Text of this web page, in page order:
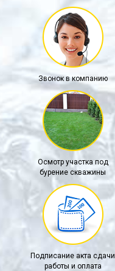
Звонок в компанию
Осмотр участка под
бурение скважины
Подписание акта сдачи
работы и оплата